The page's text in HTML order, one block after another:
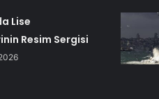
Lise
Resim Sergisi